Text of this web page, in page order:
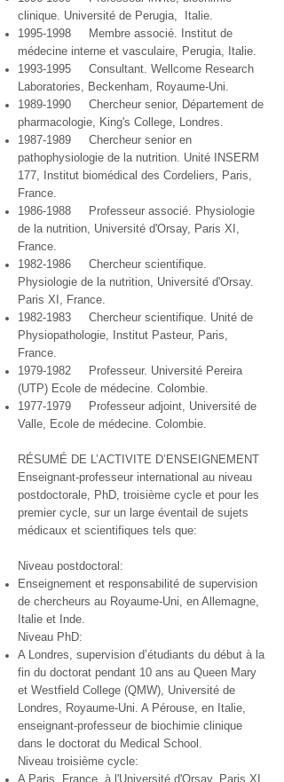
clinique. Université de Perugia, Italie.
1995-1998 Membre associé. Institut de
médecine interne et vasculaire, Perugia, Italie.
1993-1995 Consultant. Wellcome Research
Laboratories, Beckenham, Royaume-Uni.
1989-1990 Chercheur senior, Département de
pharmacologie, King's College, Londres.
1987-1989 Chercheur senior en
pathophysiologie de la nutrition. Unité INSERM
177, Institut biomédical des Cordeliers, Paris,
France.
1986-1988 Professeur associé. Physiologie
de la nutrition, Université d'Orsay, Paris XI,
France.
1982-1986 Chercheur scientifique.
Physiologie de la nutrition, Université d'Orsay.
Paris XI, France.
1982-1983 Chercheur scientifique. Unité de
Physiopathologie, Institut Pasteur, Paris,
France.
1979-1982 Professeur. Université Pereira
(UTP) Ecole de médecine. Colombie.
1977-1979 Professeur adjoint, Université de
Valle, Ecole de médecine. Colombie.
RÉSUMÉ DE L’ACTIVITE D’ENSEIGNEMENT
Enseignant-professeur international au niveau
postdoctorale, PhD, troisième cycle et pour les
premier cycle, sur un large éventail de sujets
médicaux et scientifiques tels que:
Niveau postdoctoral:
Enseignement et responsabilité de supervision
de chercheurs au Royaume-Uni, en Allemagne,
Italie et Inde.
Niveau PhD:
A Londres, supervision d’étudiants du début à la
fin du doctorat pendant 10 ans au Queen Mary
et Westfield College (QMW), Université de
Londres, Royaume-Uni. A Pérouse, en Italie,
enseignant-professeur de biochimie clinique
dans le doctorat du Medical School.
Niveau troisième cycle:
A Paris, France, à l'Université d'Orsay, Paris XI,